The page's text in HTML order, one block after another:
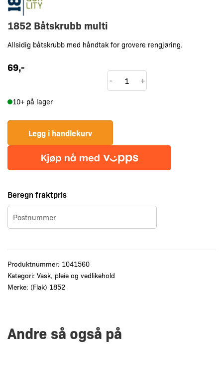
1852 Båtskrubb multi
Allsidig båtskrubb med håndtak for grovere rengjøring.
69,-
1852
Båtskrubb
- +
10+ på lager
Legg i handlekurv
Beregn fraktpris
Produktnummer: 1041560
Kategori: Vask, pleie og vedlikehold
Merke: (Flak) 1852
Andre så også på